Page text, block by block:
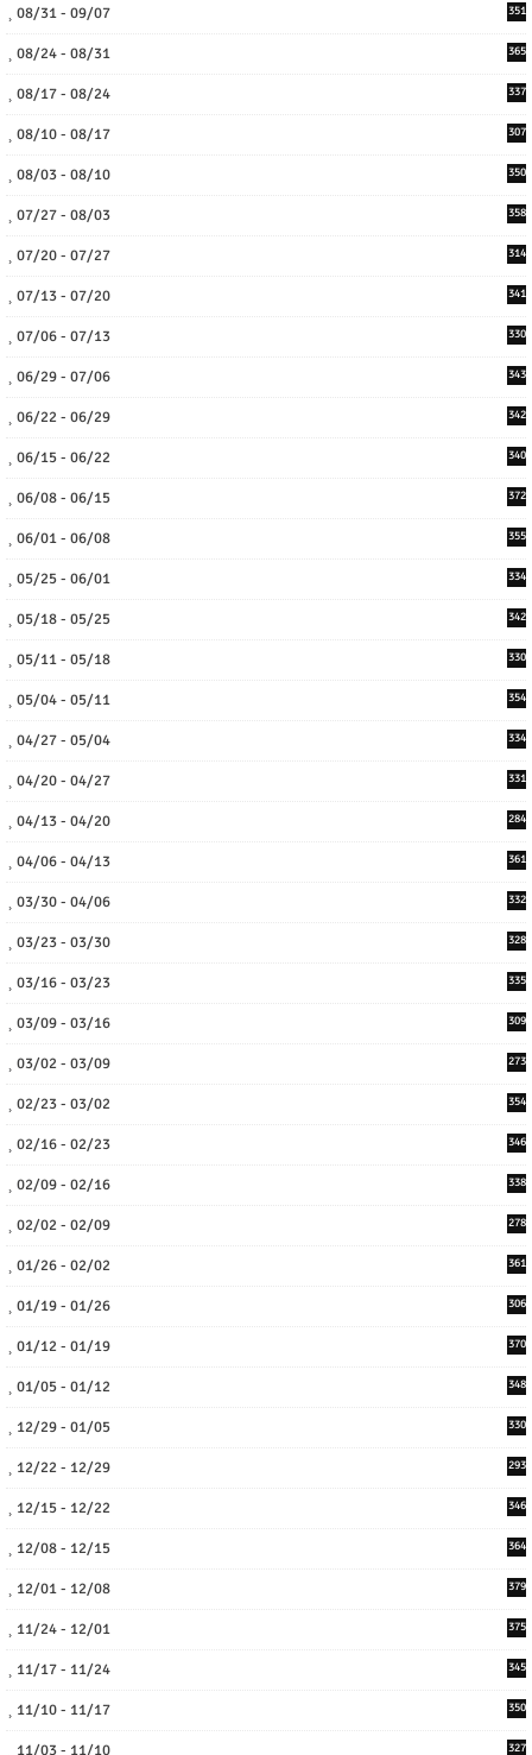
08/31 - 09/07 351
08/24 - 08/31 365
08/17 - 08/24 337
08/10 - 08/17 307
08/03 - 08/10 350
07/27 - 08/03 358
07/20 - 07/27 314
07/13 - 07/20 341
07/06 - 07/13 330
06/29 - 07/06 343
06/22 - 06/29 342
06/15 - 06/22 340
06/08 - 06/15 372
06/01 - 06/08 355
05/25 - 06/01 334
05/18 - 05/25 342
05/11 - 05/18 330
05/04 - 05/11 354
04/27 - 05/04 334
04/20 - 04/27 331
04/13 - 04/20 284
04/06 - 04/13 361
03/30 - 04/06 332
03/23 - 03/30 328
03/16 - 03/23 335
03/09 - 03/16 309
03/02 - 03/09 273
02/23 - 03/02 354
02/16 - 02/23 346
02/09 - 02/16 338
02/02 - 02/09 278
01/26 - 02/02 361
01/19 - 01/26 306
01/12 - 01/19 370
01/05 - 01/12 348
12/29 - 01/05 330
12/22 - 12/29 293
12/15 - 12/22 346
12/08 - 12/15 364
12/01 - 12/08 379
11/24 - 12/01 375
11/17 - 11/24 345
11/10 - 11/17 350
11/03 - 11/10 327